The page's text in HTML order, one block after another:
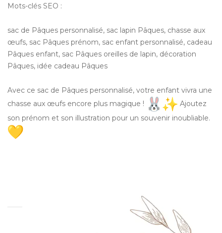
Mots-clés SEO :
sac de Pâques personnalisé, sac lapin Pâques, chasse aux
œufs, sac Pâques prénom, sac enfant personnalisé, cadeau
Pâques enfant, sac Pâques oreilles de lapin, décoration
Pâques, idée cadeau Pâques
Avec ce sac de Pâques personnalisé, votre enfant vivra une
chasse aux œufs encore plus magique !
Ajoutez
son prénom et son illustration pour un souvenir inoubliable.